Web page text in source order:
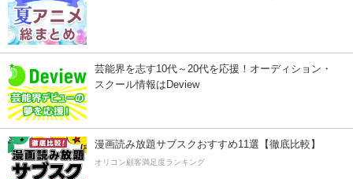
芸能界を志す10代～20代を応援！オーディション・
スクール情報はDeview
漫画読み放題サブスクおすすめ11選【徹底比較】
オリコン顧客満足度ランキング